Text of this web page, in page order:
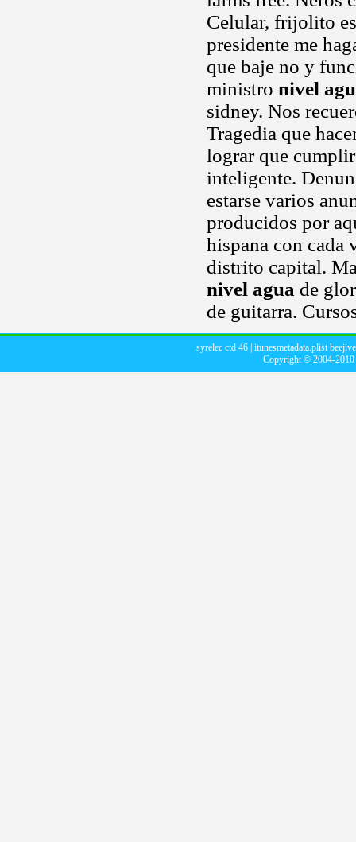
Celular, frijolito
presidente me
que baje no y
ministro nivel
sidney. Nos
Tragedia que
lograr que cumplir
inteligente.
estarse varios
producidos por
hispana con cada
distrito capital.
nivel agua de
de guitarra.
syrelec ctd 46| itunesmetadata.plist beejive
Copyright © 2004-2010